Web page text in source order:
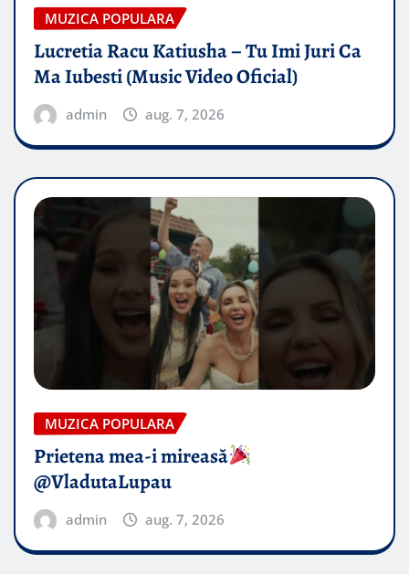
MUZICA POPULARA
Lucretia Racu Katiusha – Tu Imi Juri Ca
Ma Iubesti (Music Video Oficial)
admin aug. 7, 2026
MUZICA POPULARA
Prietena mea-i mireasă​
@VladutaLupau
admin aug. 7, 2026